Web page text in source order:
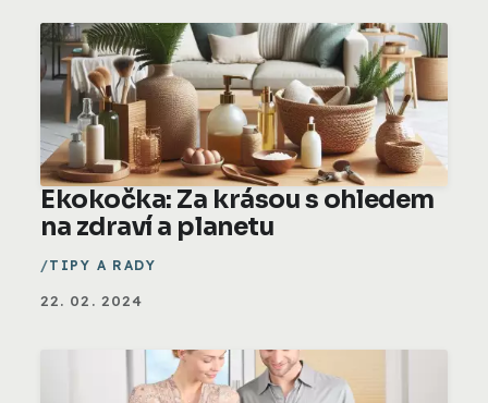
Ekokočka: Za krásou s ohledem
na zdraví a planetu
TIPY A RADY
22. 02. 2024